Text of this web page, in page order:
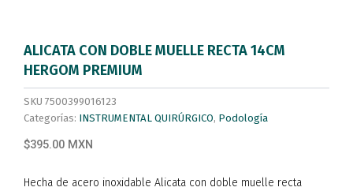
ALICATA CON DOBLE MUELLE RECTA 14CM
HERGOM PREMIUM
SKU 7500399016123
Categorías: INSTRUMENTAL QUIRÚRGICO, Podología
$395.00 MXN
Hecha de acero inoxidable Alicata con doble muelle recta